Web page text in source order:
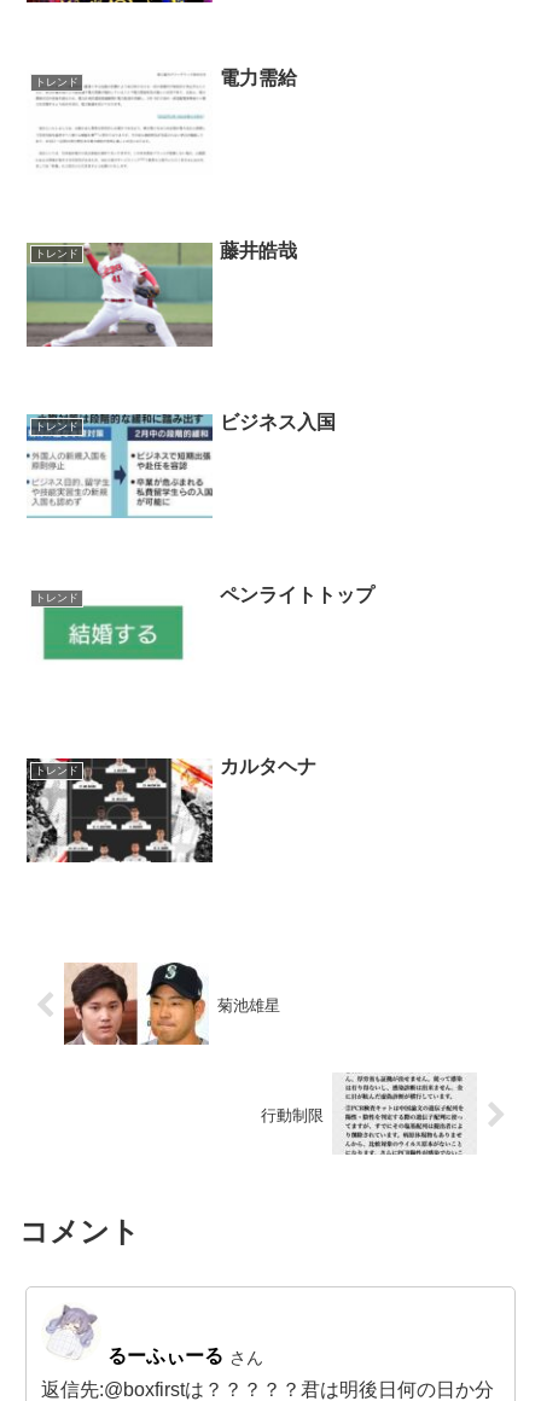
トレンド 電力需給
トレンド 藤井皓哉
トレンド ビジネス入国
トレンド ペンライトトップ
トレンド カルタヘナ
菊池雄星
行動制限
コメント
るーふぃーる さん
返信先:@boxfirstは？？？？？君は明後日何の日か分